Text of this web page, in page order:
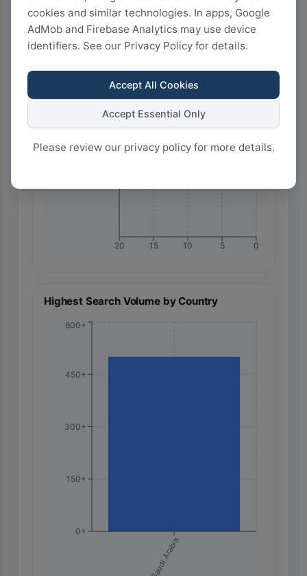
cookies and similar technologies. In apps, Google
AdMob and Firebase Analytics may use device
identifiers. See our Privacy Policy for details.
Accept All Cookies
Accept Essential Only
Please review our privacy policy for more details.
0
5
10
15
20
🇸🇦 Saudi Arabia
Highest Search Volume by Country
0+
150+
300+
450+
600+